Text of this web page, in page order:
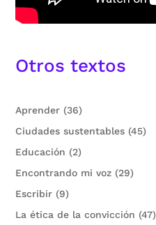
Otros textos
Aprender (36)
Ciudades sustentables (45)
Educación (2)
Encontrando mi voz (29)
Escribir (9)
La ética de la convicción (47)